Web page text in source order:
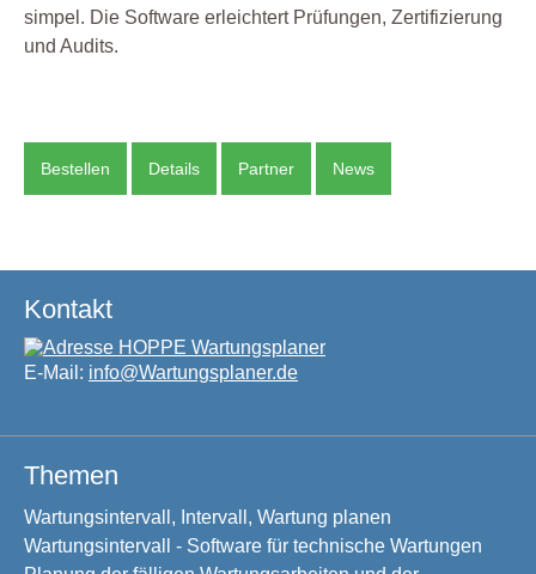
simpel. Die Software erleichtert Prüfungen, Zertifizierung
und Audits.
Bestellen Details Partner News
Kontakt
E-Mail: info@Wartungsplaner.de
Themen
Wartungsintervall, Intervall, Wartung planen
Wartungsintervall - Software für technische Wartungen